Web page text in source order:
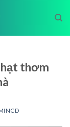
hạt thơm